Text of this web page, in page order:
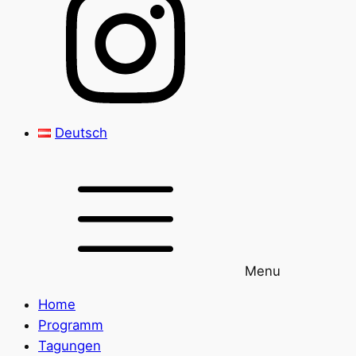
Deutsch
Menu
Home
Programm
Tagungen